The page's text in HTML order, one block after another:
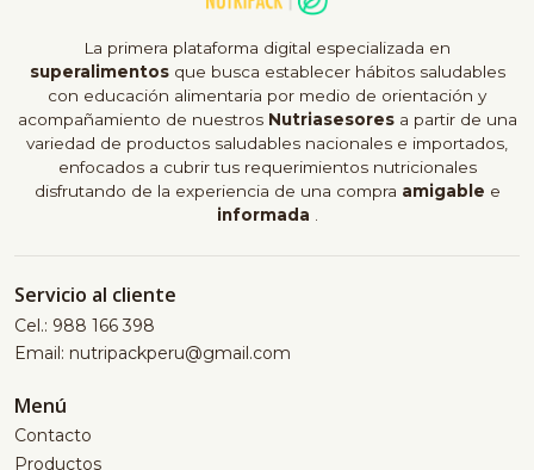
La primera plataforma digital especializada en
superalimentosque busca establecer hábitos saludables
con educación alimentaria por medio de orientación y
acompañamiento de nuestros Nutriasesores a partir de una
variedad de productos saludables nacionales e importados,
enfocados a cubrir tus requerimientos nutricionales
disfrutando de la experiencia de una compra amigable e
informada .
Servicio al cliente
Cel.: 988 166 398
Email: nutripackperu@gmail.com
Menú
Contacto
Productos